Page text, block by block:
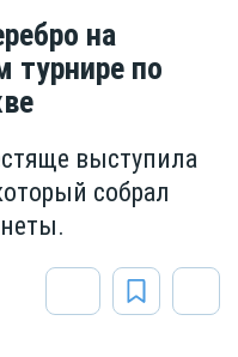
на
по
выступила
собрал